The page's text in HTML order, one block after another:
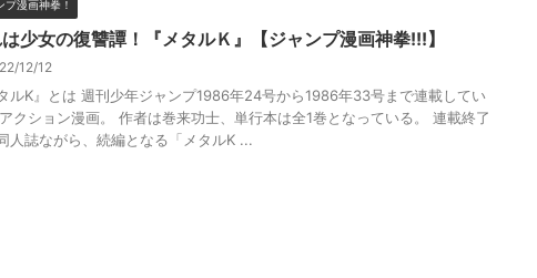
プ漫画神拳！
少女の復讐譚！『メタルＫ』【ジャンプ漫画神拳!!!】
12/12
タルK』とは 週刊少年ジャンプ1986年24号から1986年33号まで連載してい
クション漫画。 作者は巻来功士、単行本は全1巻となっている。 連載終了
人誌ながら、続編となる「メタルK ...